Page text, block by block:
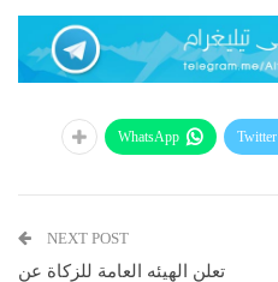
Twitter
WhatsApp
NEXT POST
تعلن الهيئه العامة للزكاة عن